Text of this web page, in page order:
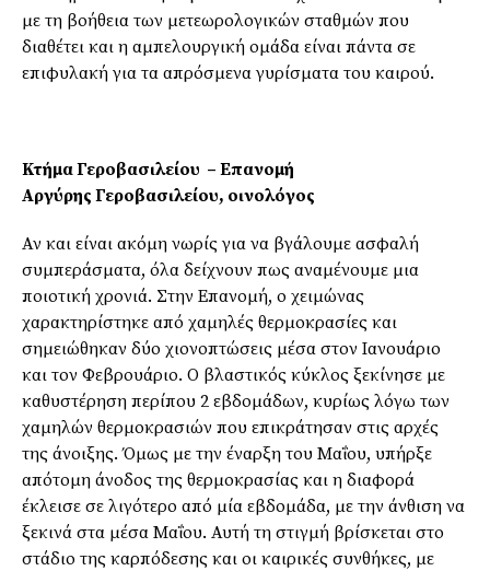
με τη βοήθεια των μετεωρολογικών σταθμών που
διαθέτει και η αμπελουργική ομάδα είναι πάντα σε
επιφυλακή για τα απρόσμενα γυρίσματα του καιρού.
Κτήμα Γεροβασιλείου – Επανομή
Αργύρης Γεροβασιλείου, οινολόγος
Αν και είναι ακόμη νωρίς για να βγάλουμε ασφαλή
συμπεράσματα, όλα δείχνουν πως αναμένουμε μια
ποιοτική χρονιά. Στην Επανομή, ο χειμώνας
χαρακτηρίστηκε από χαμηλές θερμοκρασίες και
σημειώθηκαν δύο χιονοπτώσεις μέσα στον Ιανουάριο
και τον Φεβρουάριο. Ο βλαστικός κύκλος ξεκίνησε με
καθυστέρηση περίπου 2 εβδομάδων, κυρίως λόγω των
χαμηλών θερμοκρασιών που επικράτησαν στις αρχές
της άνοιξης. Όμως με την έναρξη του Μαΐου, υπήρξε
απότομη άνοδος της θερμοκρασίας και η διαφορά
έκλεισε σε λιγότερο από μία εβδομάδα, με την άνθιση να
ξεκινά στα μέσα Μαΐου. Αυτή τη στιγμή βρίσκεται στο
στάδιο της καρπόδεσης και οι καιρικές συνθήκες, με